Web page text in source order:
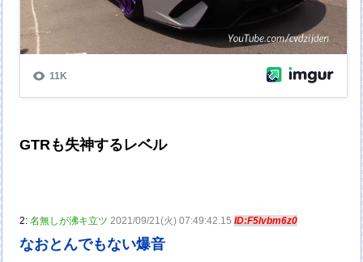
GTRも失神するレベル
2:名無しが沸キ立ツ 2021/09/21(火) 07:49:42.15ID:F5lvbm6z0
なおとんでもない爆音